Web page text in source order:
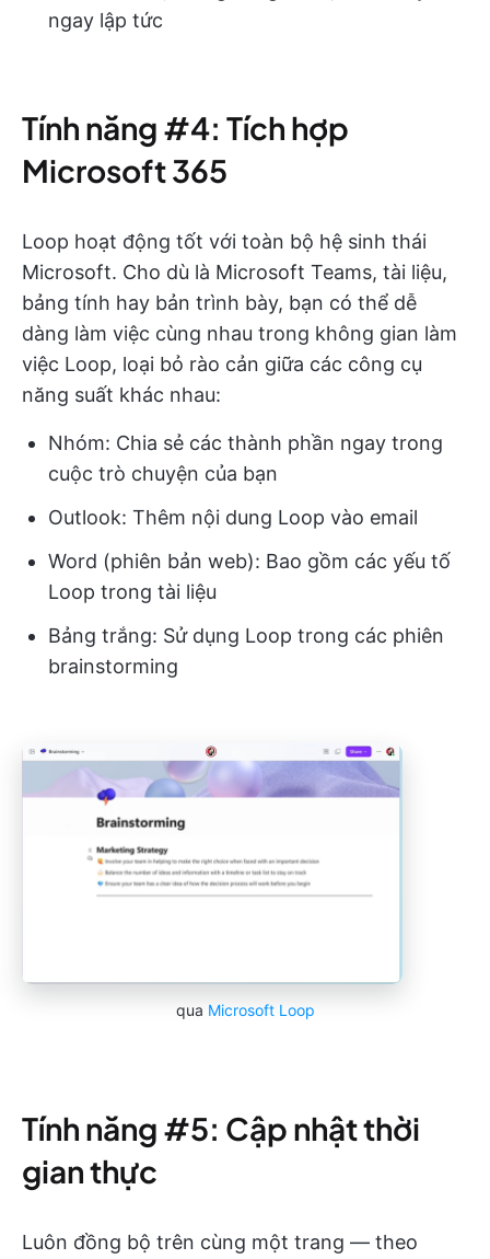
ngay lập tức
Tính năng #4: Tích hợp
Microsoft 365
Loop hoạt động tốt với toàn bộ hệ sinh thái
Microsoft. Cho dù là Microsoft Teams, tài liệu,
bảng tính hay bản trình bày, bạn có thể dễ
dàng làm việc cùng nhau trong không gian làm
việc Loop, loại bỏ rào cản giữa các công cụ
năng suất khác nhau:
Nhóm: Chia sẻ các thành phần ngay trong
cuộc trò chuyện của bạn
Outlook: Thêm nội dung Loop vào email
Word (phiên bản web): Bao gồm các yếu tố
Loop trong tài liệu
Bảng trắng: Sử dụng Loop trong các phiên
brainstorming
qua Microsoft Loop
Tính năng #5: Cập nhật thời
gian thực
Luôn đồng bộ trên cùng một trang — theo